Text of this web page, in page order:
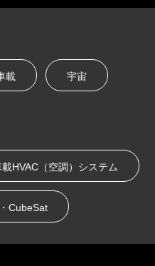
載 宇宙
載HVAC（空調）システム
CubeSat